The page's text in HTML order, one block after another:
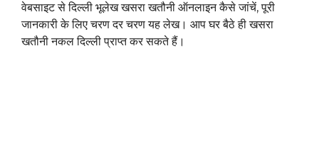
वेबसाइट से दिल्ली भूलेख खसरा खतौनी ऑनलाइन कैसे जांचें, पूरी
जानकारी के लिए चरण दर चरण यह लेख। आप घर बैठे ही खसरा
खतौनी नकल दिल्ली प्राप्त कर सकते हैं।